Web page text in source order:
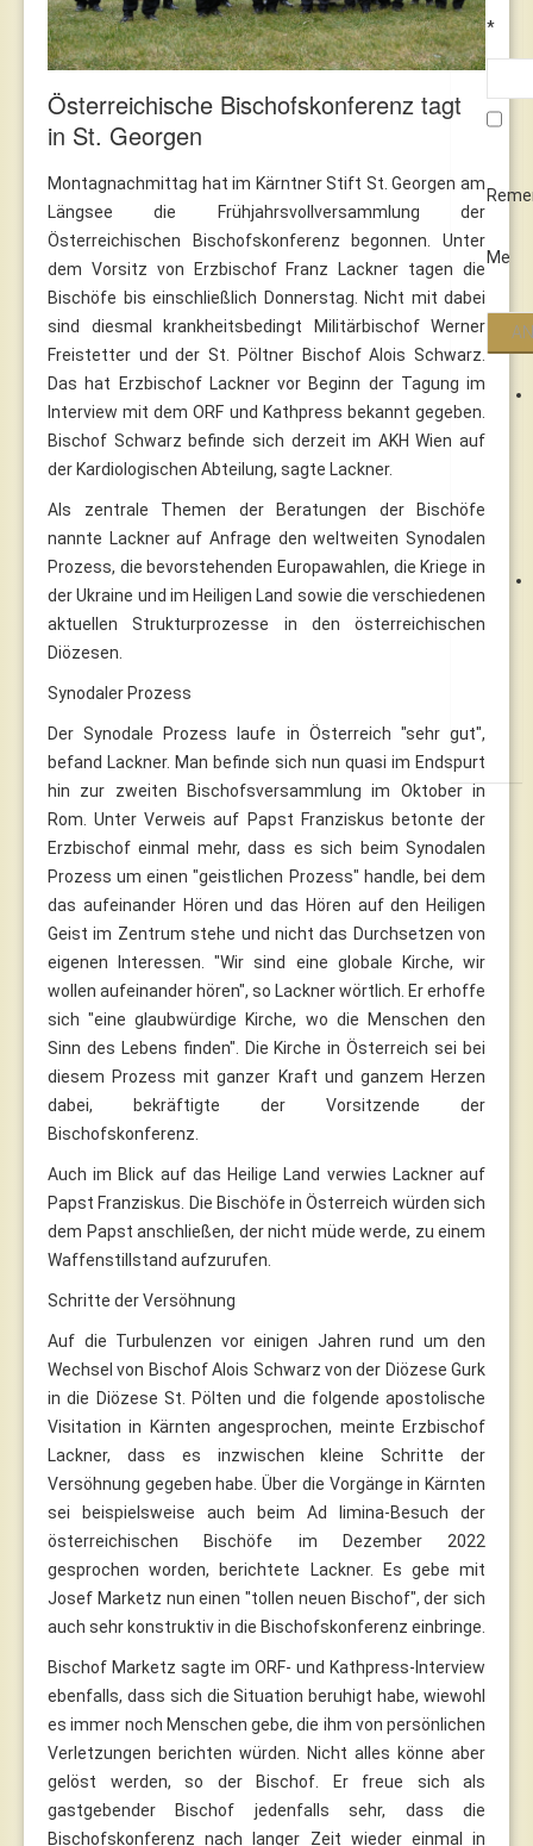
*
Me
Österreichische Bischofskonferenz tagt
in St. Georgen
Montagnachmittag hat im Kärntner Stift St. Georgen am
Längsee die Frühjahrsvollversammlung der
Österreichischen Bischofskonferenz begonnen. Unter
dem Vorsitz von Erzbischof Franz Lackner tagen die
Bischöfe bis einschließlich Donnerstag. Nicht mit dabei
sind diesmal krankheitsbedingt Militärbischof Werner
Freistetter und der St. Pöltner Bischof Alois Schwarz.
Das hat Erzbischof Lackner vor Beginn der Tagung im
Interview mit dem ORF und Kathpress bekannt gegeben.
Bischof Schwarz befinde sich derzeit im AKH Wien auf
der Kardiologischen Abteilung, sagte Lackner.
Als zentrale Themen der Beratungen der Bischöfe
nannte Lackner auf Anfrage den weltweiten Synodalen
Prozess, die bevorstehenden Europawahlen, die Kriege in
der Ukraine und im Heiligen Land sowie die verschiedenen
aktuellen Strukturprozesse in den österreichischen
Diözesen.
Synodaler Prozess
Der Synodale Prozess laufe in Österreich "sehr gut",
befand Lackner. Man befinde sich nun quasi im Endspurt
hin zur zweiten Bischofsversammlung im Oktober in
Rom. Unter Verweis auf Papst Franziskus betonte der
Erzbischof einmal mehr, dass es sich beim Synodalen
Prozess um einen "geistlichen Prozess" handle, bei dem
das aufeinander Hören und das Hören auf den Heiligen
Geist im Zentrum stehe und nicht das Durchsetzen von
eigenen Interessen. "Wir sind eine globale Kirche, wir
wollen aufeinander hören", so Lackner wörtlich. Er erhoffe
sich "eine glaubwürdige Kirche, wo die Menschen den
Sinn des Lebens finden". Die Kirche in Österreich sei bei
diesem Prozess mit ganzer Kraft und ganzem Herzen
dabei, bekräftigte der Vorsitzende der
Bischofskonferenz.
Auch im Blick auf das Heilige Land verwies Lackner auf
Papst Franziskus. Die Bischöfe in Österreich würden sich
dem Papst anschließen, der nicht müde werde, zu einem
Waffenstillstand aufzurufen.
Schritte der Versöhnung
Auf die Turbulenzen vor einigen Jahren rund um den
Wechsel von Bischof Alois Schwarz von der Diözese Gurk
in die Diözese St. Pölten und die folgende apostolische
Visitation in Kärnten angesprochen, meinte Erzbischof
Lackner, dass es inzwischen kleine Schritte der
Versöhnung gegeben habe. Über die Vorgänge in Kärnten
sei beispielsweise auch beim Ad limina-Besuch der
österreichischen Bischöfe im Dezember 2022
gesprochen worden, berichtete Lackner. Es gebe mit
Josef Marketz nun einen "tollen neuen Bischof", der sich
auch sehr konstruktiv in die Bischofskonferenz einbringe.
Bischof Marketz sagte im ORF- und Kathpress-Interview
ebenfalls, dass sich die Situation beruhigt habe, wiewohl
es immer noch Menschen gebe, die ihm von persönlichen
Verletzungen berichten würden. Nicht alles könne aber
gelöst werden, so der Bischof. Er freue sich als
gastgebender Bischof jedenfalls sehr, dass die
Bischofskonferenz nach langer Zeit wieder einmal in